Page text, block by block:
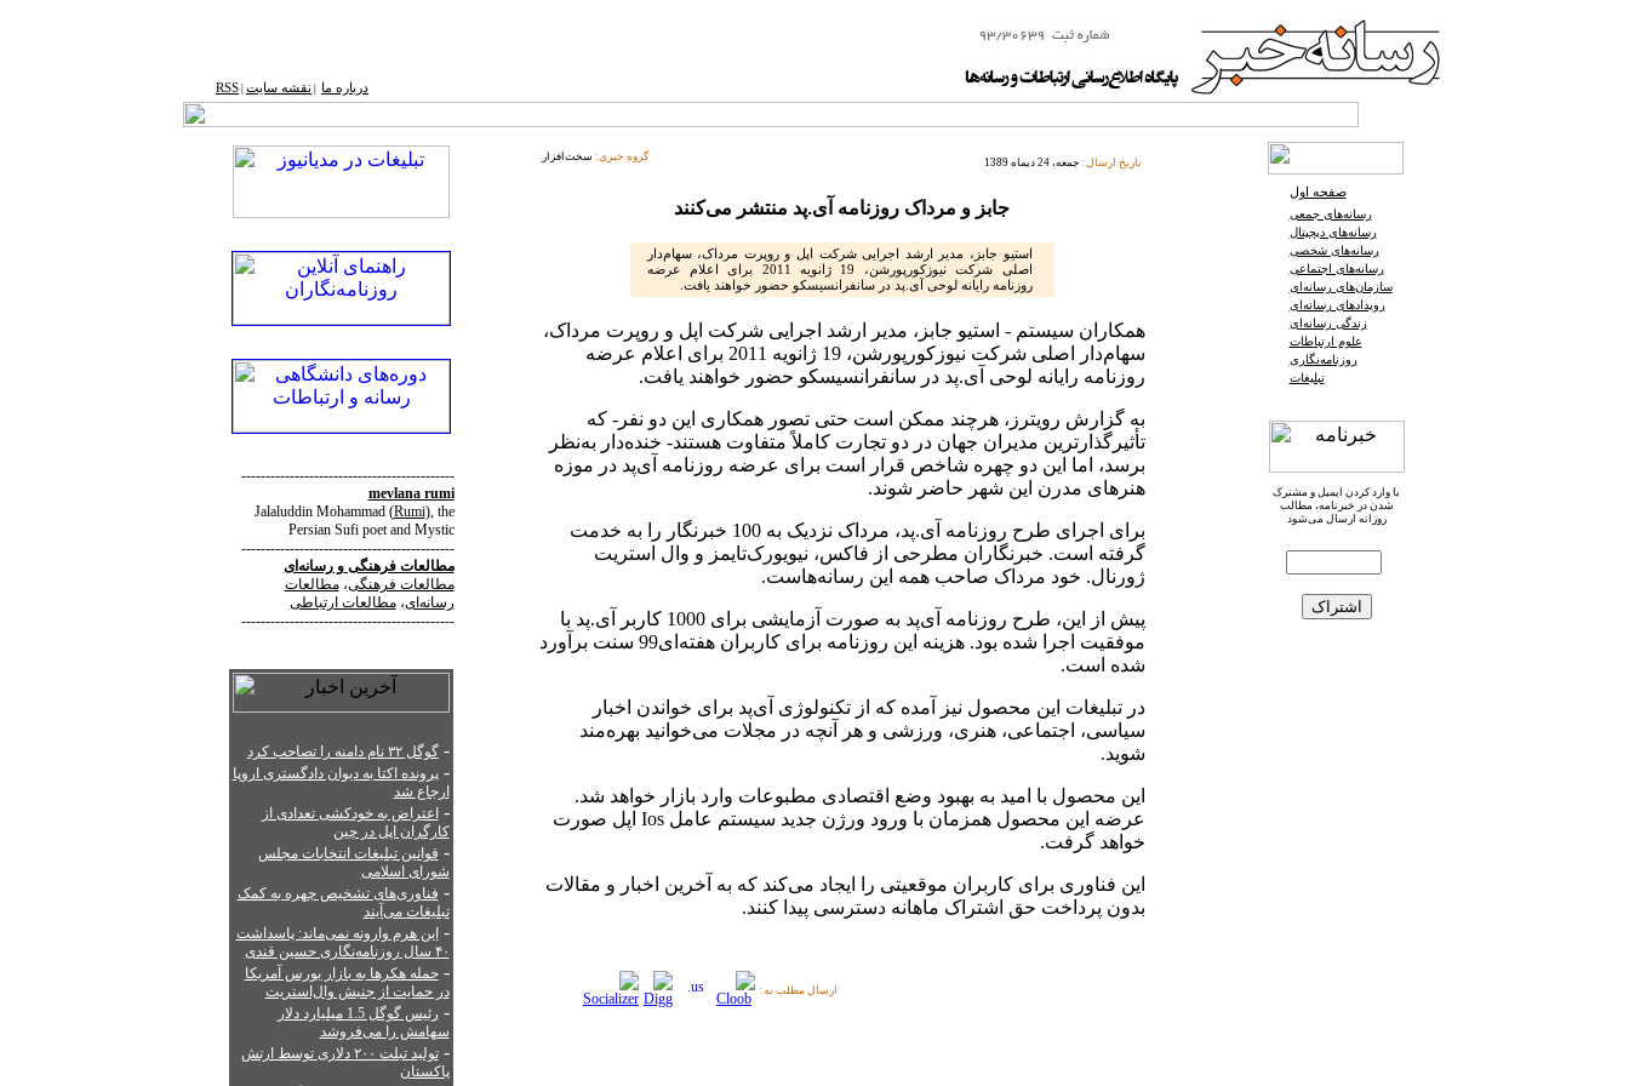
درباره ما نقشه ‌سایت RSS
--------------------------------------------
mevlana rumi
Jalaluddin Mohammad(Rumi), the
Persian Sufi poet and Mystic
--------------------------------------------
مطالعات فرهنگیورسانه‌ای
مطالعات فرهنگی،مطالعات
رسانه‌ای،مطالعات ارتباطی
--------------------------------------------
-گوگل ۳۲ نام دامنه را تصاحب کرد
-پرونده اکتا به دیوان دادگستری اروپا
ارجاع شد
- اعتراض به خودکشی تعدادی از
کارگران اپل در چین
- قوانین تبلیغات انتخابات مجلس
شورای اسلامی
- فناوری‌های تشخیص چهره به کمک
تبلیغات می‌آیند
-این هرم وارونه نمی‌ماند: پاسداشت
۴۰ سال روزنامه‌نگاری حسین قندی
-حمله هکرها به بازار بورس آمریکا
در حمایت از جنبش وال‌استریت
-
رئیس گوگل 1.5 میلیارد دلار
سهامش را می‌فروشد
-
تولید تبلت ۲۰۰ دلاری توسط ارتش
پاکستان
گروه خبری: سخت‌افزار تاریخ ارسال: جمعه، 24 دیماه 1389
جابز و مرداک روزنامه آی.‌پد منتشر می‌کنند
استیو جابز، مدیر ارشد اجرایی شرکت اپل و روپرت مرداک، سها‌م‌دار
اصلی شرکت نیوزکورپورشن، 19 ژانویه 2011 برای اعلام عرضه
روزنامه رایانه لوحی آی.پد در سانفرانسیسکو حضور خواهند یافت.
همکاران سیستم - استیو جابز، مدیر ارشد اجرایی شرکت اپل و روپرت مرداک،
سها‌م‌دار اصلی شرکت نیوزکورپورشن، 19 ژانویه 2011 برای اعلام عرضه
روزنامه رایانه لوحی آی.پد در سانفرانسیسکو حضور خواهند یافت.
به گزارش رویترز، هرچند ممکن است حتی تصور همکاری این دو نفر- که
تأثیرگذارترین مدیران جهان در دو تجارت کاملاً متفاوت هستند- خنده‌دار به‌نظر
برسد، اما این دو چهره شاخص قرار است برای عرضه روزنامه آی‌پد در موزه
هنرهای مدرن این شهر حاضر شوند.
برای اجرای طرح روزنامه آی.پد، مرداک نزدیک به 100 خبرنگار را به خدمت
گرفته است. خبرنگاران مطرحی از فاکس، نیویورک‌تایمز و وال استریت
ژورنال. خود مرداک صاحب همه این رسانه‌هاست.
پیش از این، طرح روزنامه آی‌پد به صورت آزمایشی برای 1000 کاربر آی.پد با
موفقیت اجرا شده بود. هزینه این روزنامه برای کاربران هفته‌ای99 سنت برآورد
شده است.
در تبلیغات این محصول نیز آمده که از تکنولوژی آی‌پد برای خواندن اخبار
سیاسی، اجتماعی، هنری، ورزشی و هر آنچه در مجلات می‌خوانید بهره‌مند
شوید.
این محصول با امید به بهبود وضع اقتصادی مطبوعات وارد بازار خواهد شد.
عرضه این محصول همزمان با ورود ورژن جدید سیستم عامل Ios اپل صورت
خواهد گرفت.
این فناوری برای کاربران موقعیتی را ایجاد می‌کند که به آخرین اخبار و مقالات
بدون پرداخت حق اشتراک ماهانه دسترسی پیدا کنند.
ارسال مطلب به:
صفحه اول
رسانه‌های جمعی
رسانه‌های دیجیتال
رسانه‌های شخصی
رسانه‌های اجتماعی
سازمان‌های رسانه‌ای
رویدادهای رسانه‌ای
زندگی رسانه‌ای
علوم ارتباطات
روزنامه‌نگاری
تبلیغات
با وارد کردن ایمیل و مشترک
شدن در خبرنامه، مطالب
روزانه ارسال می‌شود